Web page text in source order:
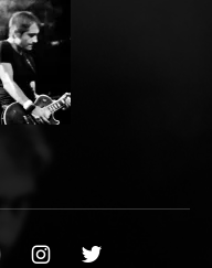
YouTubeInstagram